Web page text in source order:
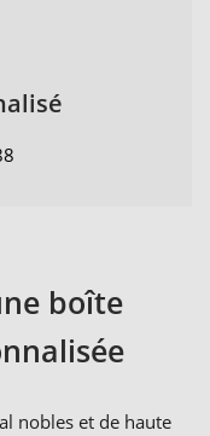
boîte
nobles et de haute